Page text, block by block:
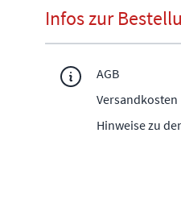
Infos zur
AGB
Versandkosten
Hinweise zu